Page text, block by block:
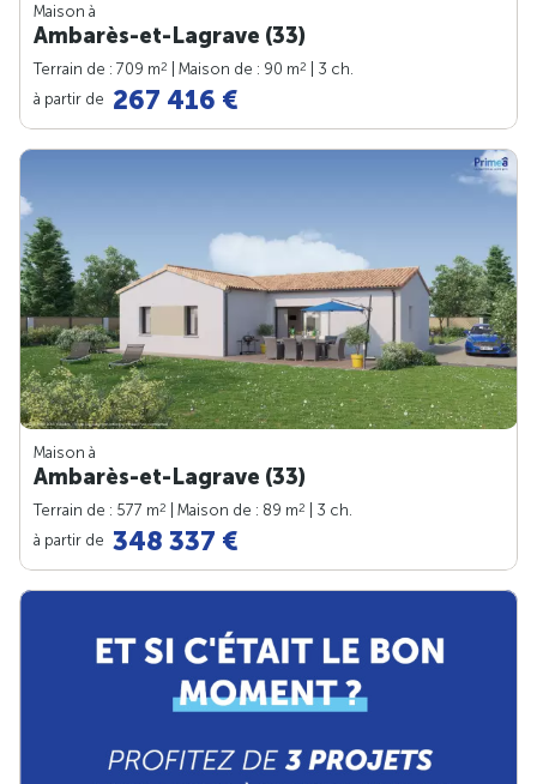
Maison à
Ambarès-et-Lagrave (33)
Terrain de : 709 m2 | Maison de : 90 m2
| 3 ch.
à partir de 267 416 €
Maison à
Ambarès-et-Lagrave (33)
Terrain de : 577 m2 | Maison de : 89 m2
| 3 ch.
à partir de 348 337 €